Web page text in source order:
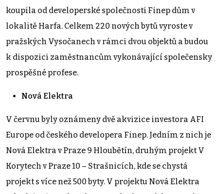
koupila od developerské společnosti Finep dům v
lokalitě Harfa. Celkem 220 nových bytů vyroste v
pražských Vysočanech v rámci dvou objektů a budou
k dispozici zaměstnancům vykonávající společensky
prospěšné profese.
Nová Elektra
V červnu byly oznámeny dvě akvizice investora AFI
Europe od českého developera Finep. Jedním z nich je
Nová Elektra v Praze 9 Hloubětín, druhým projekt V
Korytech v Praze 10 – Strašnicích, kde se chystá
projekt s více než 500 byty. V projektu Nová Elektra